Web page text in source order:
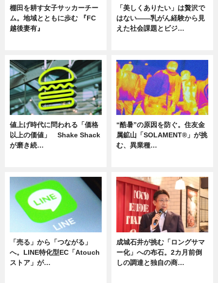
棚田を耕す女子サッカーチー
ム。地域とともに歩む 『FC
越後妻有』
「美しくありたい」は贅沢で
はない――乳がん経験から見
えた社会課題とビジ…
値上げ時代に問われる「価格
以上の価値」 Shake Shack
が磨き続…
“酷暑”の原因を防ぐ。住友金
属鉱山「SOLAMENT®」が挑
む、異業種…
「売る」から「つながる」
へ。LINE特化型EC「Atouch
ストア」が…
成城石井が挑む「ロングサマ
ー化」への布石。2カ月前倒
しの調達と独自の商…